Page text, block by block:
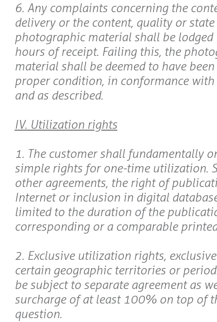
6. Any complaints concerning the
delivery or the content, quality or
photographic material shall be
hours of receipt. Failing this, the
material shall be deemed to have
proper condition, in conformance
and as described.
IV. Utilization rights
1. The customer shall fundamentally
simple rights for one-time utilization.
other agreements, the right of
Internet or inclusion in digital
limited to the duration of the
corresponding or a comparable
2. Exclusive utilization rights,
certain geographic territories or
be subject to separate agreement as
surcharge of at least 100% on top of
question.